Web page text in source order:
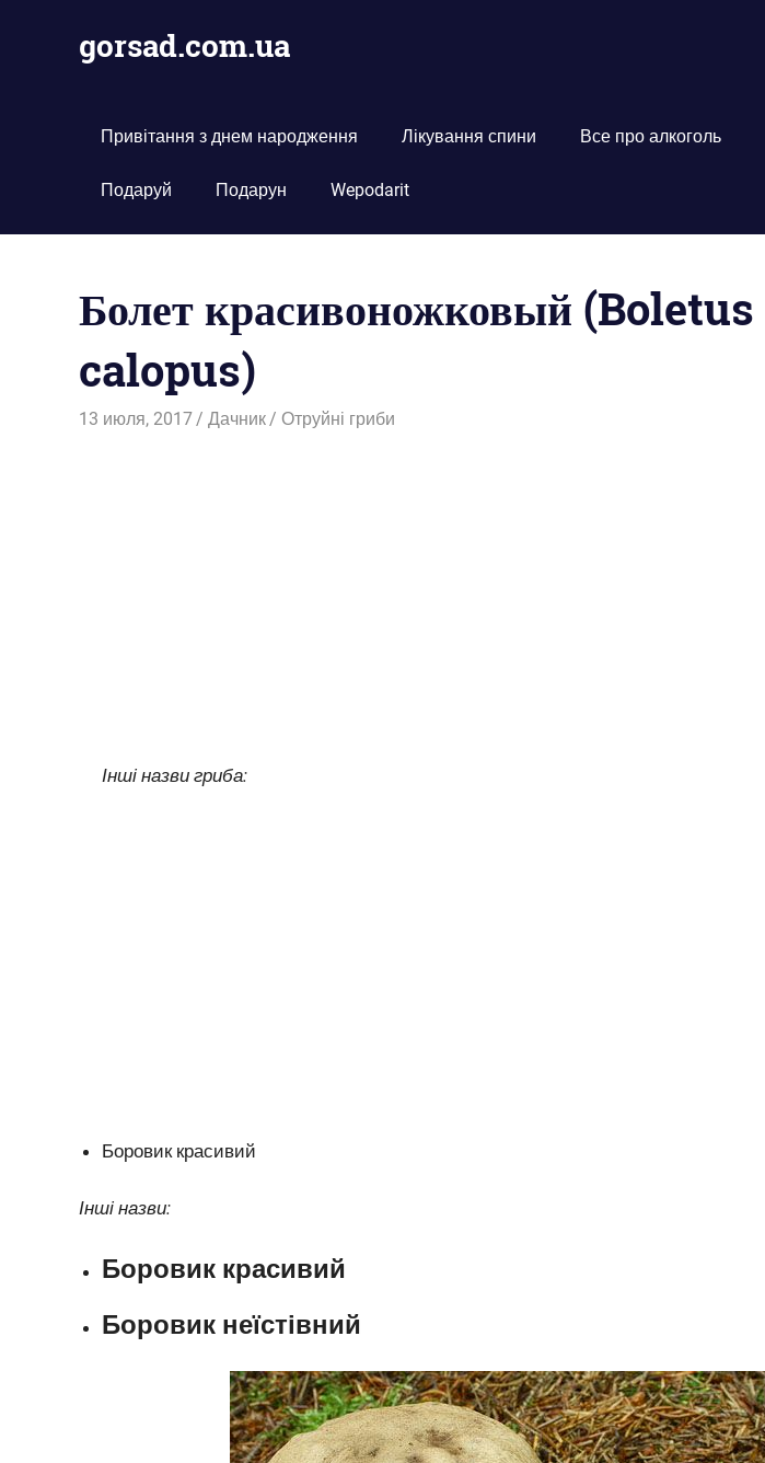
gorsad.com.ua
Привітання з днем народження Лікування спини Все про алкоголь
Подаруй Подарун Wepodarit
Болет красивоножковый (Boletus
calopus)
13 июля, 2017 Дачник Отруйні гриби
Інші назви гриба:
Боровик красивий
Інші назви:
Боровик красивий
Боровик неїстівний